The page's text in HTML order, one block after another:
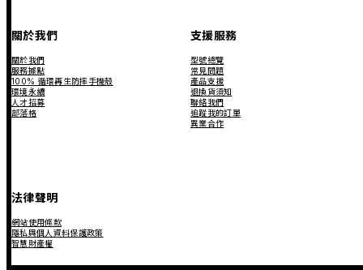
關於我們
關於我們
服務據點
100% 循環再生防摔手機殼
環境永續
人才招募
部落格
支援服務
型號總覽
常見問題
產品支援
退換貨須知
聯絡我們
追蹤我的訂單
異業合作
法律聲明
網站使用條款
隱私與個人資料保護政策
智慧財產權